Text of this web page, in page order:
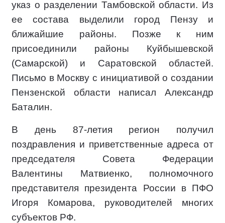
указ о разделении Тамбовской области. Из
ее состава выделили город Пензу и
ближайшие районы. Позже к ним
присоединили районы Куйбышевской
(Самарской) и Саратовской областей.
Письмо в Москву с инициативой о создании
Пензенской области написал Александр
Баталин.
В день 87-летия регион получил
поздравления и приветственные адреса от
председателя Совета Федерации
Валентины Матвиенко, полномочного
представителя президента России в ПФО
Игоря Комарова, руководителей многих
субъектов РФ.